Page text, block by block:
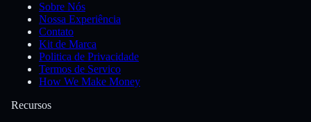
Sobre Nós
Nossa Experiência
Contato
Kit de Marca
Politica de Privacidade
Termos de Servico
How We Make Money
Recursos